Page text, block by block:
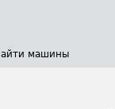
машины